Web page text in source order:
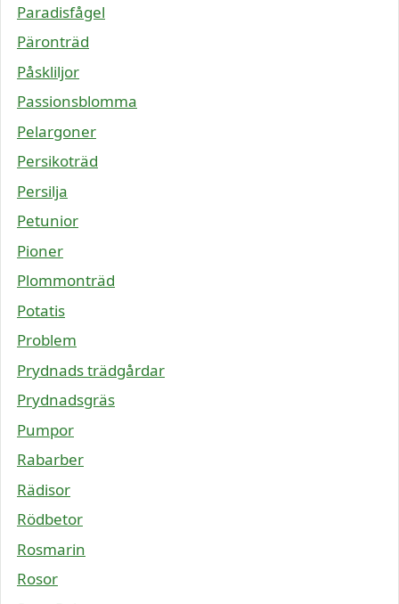
Paradisfågel
Päronträd
Påskliljor
Passionsblomma
Pelargoner
Persikoträd
Persilja
Petunior
Pioner
Plommonträd
Potatis
Problem
Prydnads trädgårdar
Prydnadsgräs
Pumpor
Rabarber
Rädisor
Rödbetor
Rosmarin
Rosor